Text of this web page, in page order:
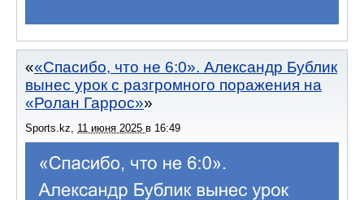
«Спасибо, что не 6:0». Александр Бублик
вынес урок с разгромного поражения на
«Ролан Гаррос»
Sports.kz 11 июня 2025 в 16:49